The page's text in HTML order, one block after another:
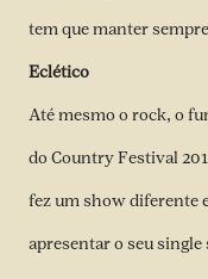
tem que manter
Eclético
Até mesmo o rock, o
do Country Festival
fez um show diferente
apresentar o seu single